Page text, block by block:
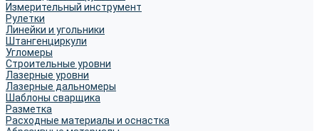
Измерительный инструмент
Рулетки
Линейки и угольники
Штангенциркули
Угломеры
Строительные уровни
Лазерные уровни
Лазерные дальномеры
Шаблоны сварщика
Разметка
Расходные материалы и оснастка